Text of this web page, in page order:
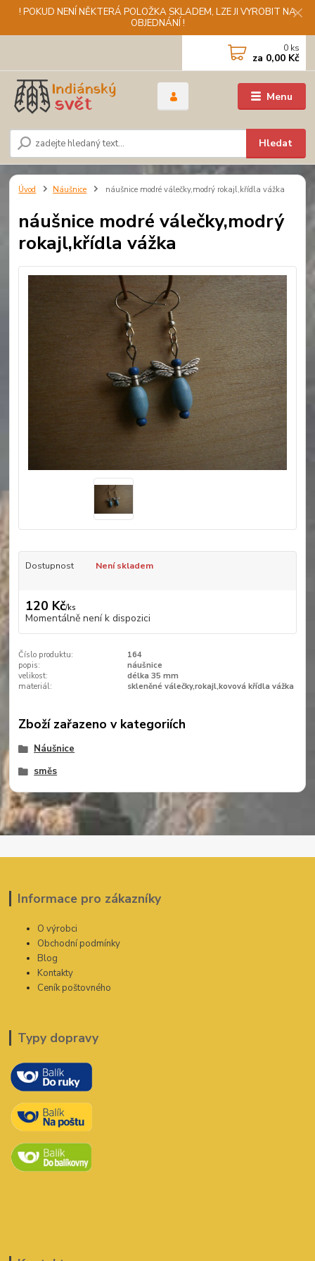
! POKUD NENÍ NĚKTERÁ POLOŽKA SKLADEM, LZE JI VYROBIT NA
OBJEDNÁNÍ !
Menu
Hledat
0 ks
za 0,00 Kč
Úvod Náušnice náušnice modré válečky,modrý rokajl,křídla vážka
náušnice modré válečky,modrý
rokajl,křídla vážka
Dostupnost Není skladem
120 Kč/ks
Momentálně není k dispozici
Číslo produktu:
164
popis:
náušnice
velikost:
délka 35 mm
materiál:
skleněné válečky,rokajl,kovová křídla vážka
Zboží zařazeno v kategoriích
Náušnice
směs
Informace pro zákazníky
O výrobci
Obchodní podmínky
Blog
Kontakty
Ceník poštovného
Typy dopravy